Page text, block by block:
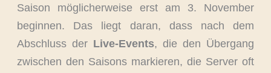
Saison möglicherweise erst am 3. November
beginnen. Das liegt daran, dass nach dem
Abschluss der Live-Events, die den Übergang
zwischen den Saisons markieren, die Server oft